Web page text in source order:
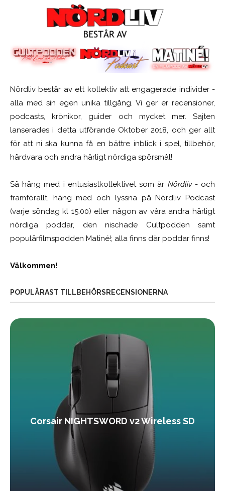
Nördliv består av ett kollektiv att engagerade individer -
alla med sin egen unika tillgång. Vi ger er recensioner,
podcasts, krönikor, guider och mycket mer. Sajten
lanserades i detta utförande Oktober 2018, och ger allt
för att ni ska kunna få en bättre inblick i spel, tillbehör,
hårdvara och andra härligt nördiga spörsmål!
Så häng med i entusiastkollektivet som är Nördliv- och
framförallt, häng med och lyssna på Nördliv Podcast
(varje söndag kl 15.00) eller någon av våra andra härligt
nördiga poddar, den nischade Cultpodden samt
populärfilmspodden Matiné!; alla finns där poddar finns!
Välkommen!
POPULÄRAST TILLBEHÖRSRECENSIONERNA
Corsair NIGHTSWORD v2 Wireless SD